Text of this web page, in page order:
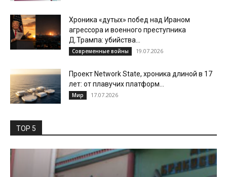
Хроника «дутых» побед над Ираном
агрессора и военного преступника
Д.Трампа: убийства...
Современные войны 19.07.2026
Проект Network State, хроника длиной в 17
лет: от плавучих платформ...
Мир 17.07.2026
TOP 5